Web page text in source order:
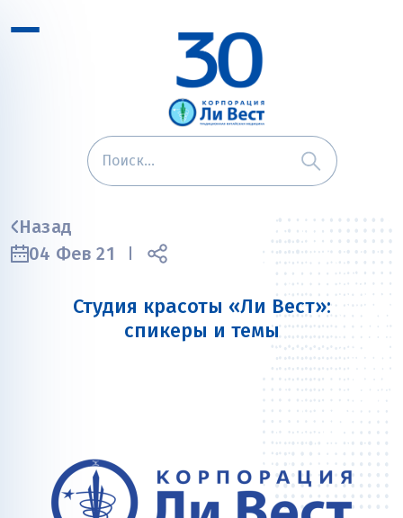
Назад
04 Фев 21
Студия красоты «Ли Вест»:
спикеры и темы